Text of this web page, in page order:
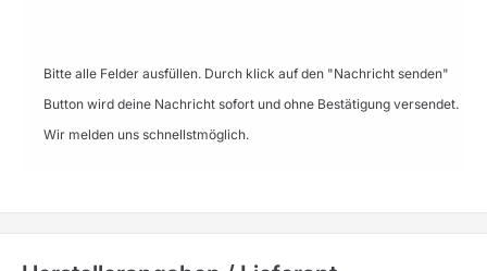
Bitte alle Felder ausfüllen. Durch klick auf den "Nachricht senden"
Button wird deine Nachricht sofort und ohne Bestätigung versendet.
Wir melden uns schnellstmöglich.